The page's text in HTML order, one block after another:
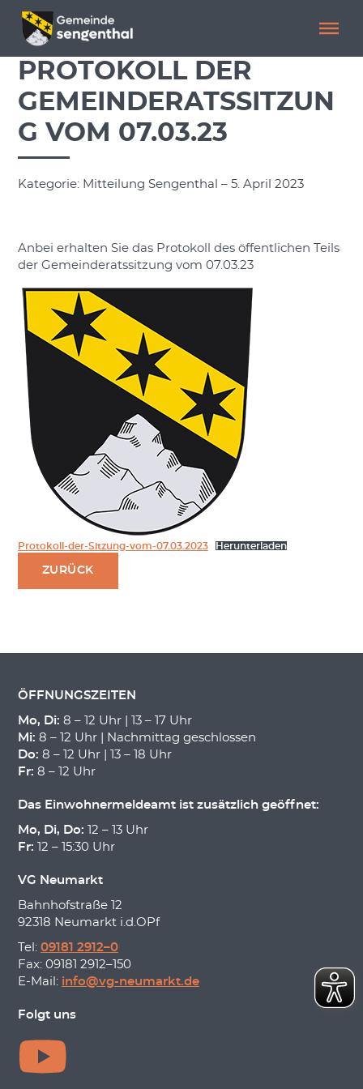
Menü überspringen
Menü überspringen
PROTOKOLL DER
GEMEINDERATSSITZUN
G VOM 07.03.23
Kategorie: Mitteilung Sengenthal – 5. April 2023
Anbei erhalten Sie das Protokoll des öffentlichen Teils
der Gemeinderatssitzung vom 07.03.23
Protokoll-der-Sitzung-vom-07.03.2023 Herunterladen
ZURÜCK
ÖFFNUNGSZEITEN
Mo, Di: 8 – 12 Uhr | 13 – 17 Uhr
Mi: 8 – 12 Uhr | Nachmittag geschlossen
Do: 8 – 12 Uhr | 13 – 18 Uhr
Fr: 8 – 12 Uhr
Das Einwohnermeldeamt ist zusätzlich geöffnet:
Mo, Di, Do: 12 – 13 Uhr
Fr: 12 – 15:30 Uhr
VG Neumarkt
Bahnhofstraße 12
92318 Neumarkt i.d.OPf
Tel: 09181 2912–0
Fax: 09181 2912–150
E-Mail: info@vg-neumarkt.de
Folgt uns